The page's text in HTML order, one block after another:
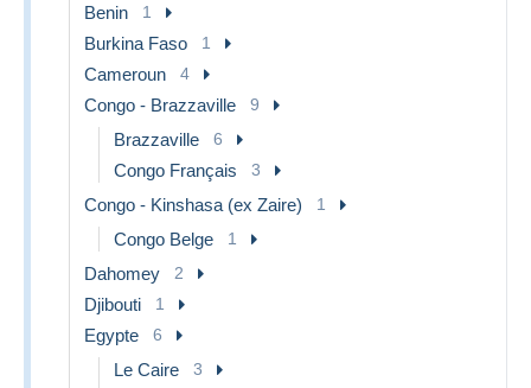
Benin 1
Burkina Faso 1
Cameroun 4
Congo - Brazzaville 9
Brazzaville 6
Congo Français 3
Congo - Kinshasa (ex Zaire) 1
Congo Belge 1
Dahomey 2
Djibouti 1
Egypte 6
Le Caire 3